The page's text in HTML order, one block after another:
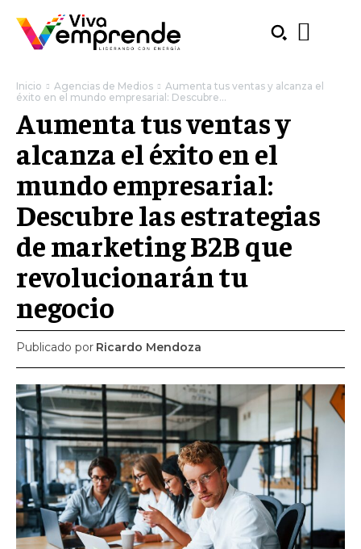
SUBSCRIBE
Welcome to Liberty Case
We have a curated list of the most noteworthy news from all
across the globe. With any subscription plan, you get access
toexclusive articlesthat let you stay ahead of the curve.
Your Profile
NEWS LIFESTYLE PUBLIC OPINION
Inicio Agencias de Medios
Aumenta tus ventas y alcanza el
éxito en el mundo empresarial: Descubre...
Aumenta tus ventas y
alcanza el éxito en el
mundo empresarial:
Descubre las estrategias
de marketing B2B que
revolucionarán tu
negocio
Publicado por Ricardo Mendoza